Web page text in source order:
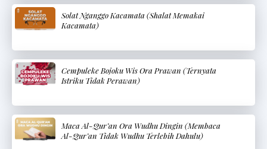
Solat Nganggo Kacamata (Shalat Memakai
Kacamata)
Cempuleke Bojoku Wis Ora Prawan (Ternyata
Istriku Tidak Perawan)
Maca Al-Qur’an Ora Wudhu Dingin (Membaca
Al-Qur’an Tidak Wudhu Terlebih Dahulu)